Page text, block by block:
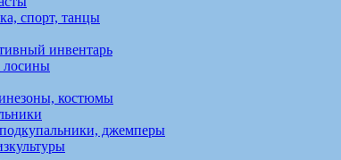
спорт, танцы
инвентарь
лосины
костюмы
джемперы